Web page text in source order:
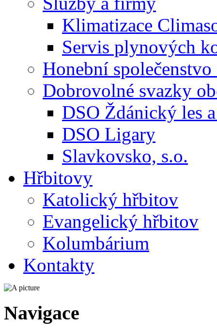
Klimatizace
Servis plynových
Honební společenstvo
Dobrovolné svazky
DSO Ždánický les
DSO Ligary
Slavkovsko, s.o.
Hřbitovy
Katolický hřbitov
Evangelický hřbitov
Kolumbárium
Kontakty
Navigace